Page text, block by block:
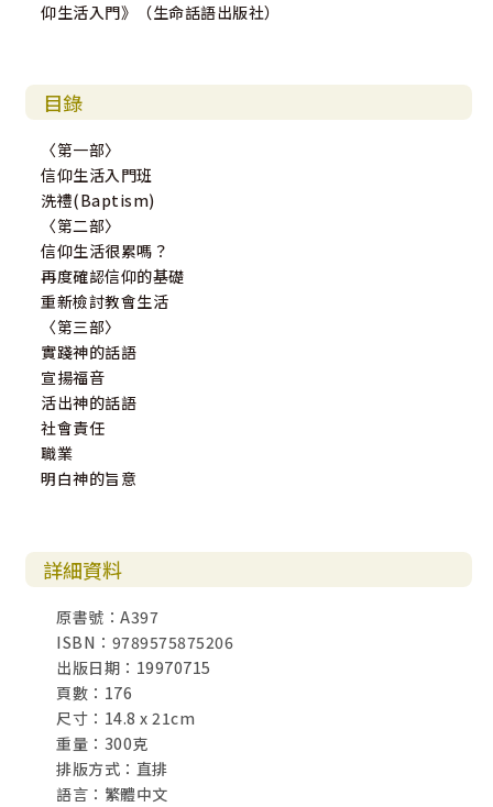
仰生活入門》（生命話語出版社）
目錄
〈第一部〉
信仰生活入門班
洗禮(Baptism)
〈第二部〉
信仰生活很累嗎？
再度確認信仰的基礎
重新檢討教會生活
〈第三部〉
實踐神的話語
宣揚福音
活出神的話語
社會責任
職業
明白神的旨意
詳細資料
原書號：A397
ISBN：9789575875206
出版日期：19970715
頁數：176
尺寸：14.8 x 21cm
重量：300克
排版方式：直排
語言：繁體中文